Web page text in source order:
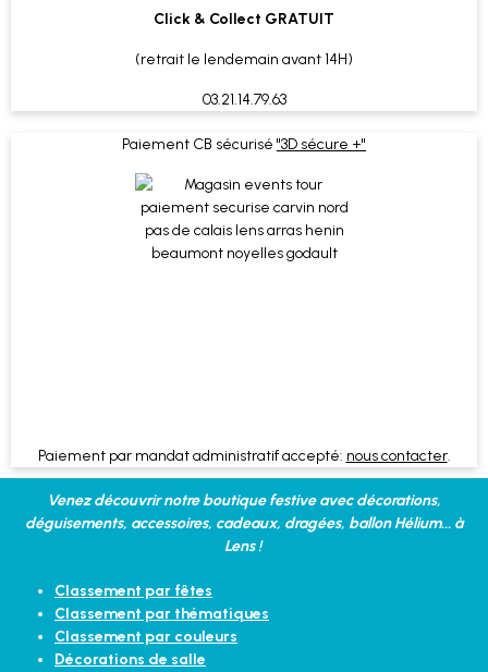
Click & Collect GRATUIT
(retrait le lendemain avant 14H)
03.21.14.79.63
Paiement CB sécurisé "3D sécure +"
Paiement par mandat administratif accepté: nous contacter.
Venez découvrir notre boutique festive avec décorations,
déguisements, accessoires, cadeaux, dragées, ballon Hélium... à
Lens !
Classement par fêtes
Classement par thématiques
Classement par couleurs
Décorations de salle